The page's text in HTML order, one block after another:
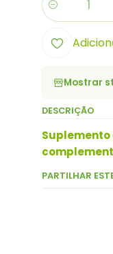
Quantidade
Mostrar
DESCRIÇÃO
PARTILHAR